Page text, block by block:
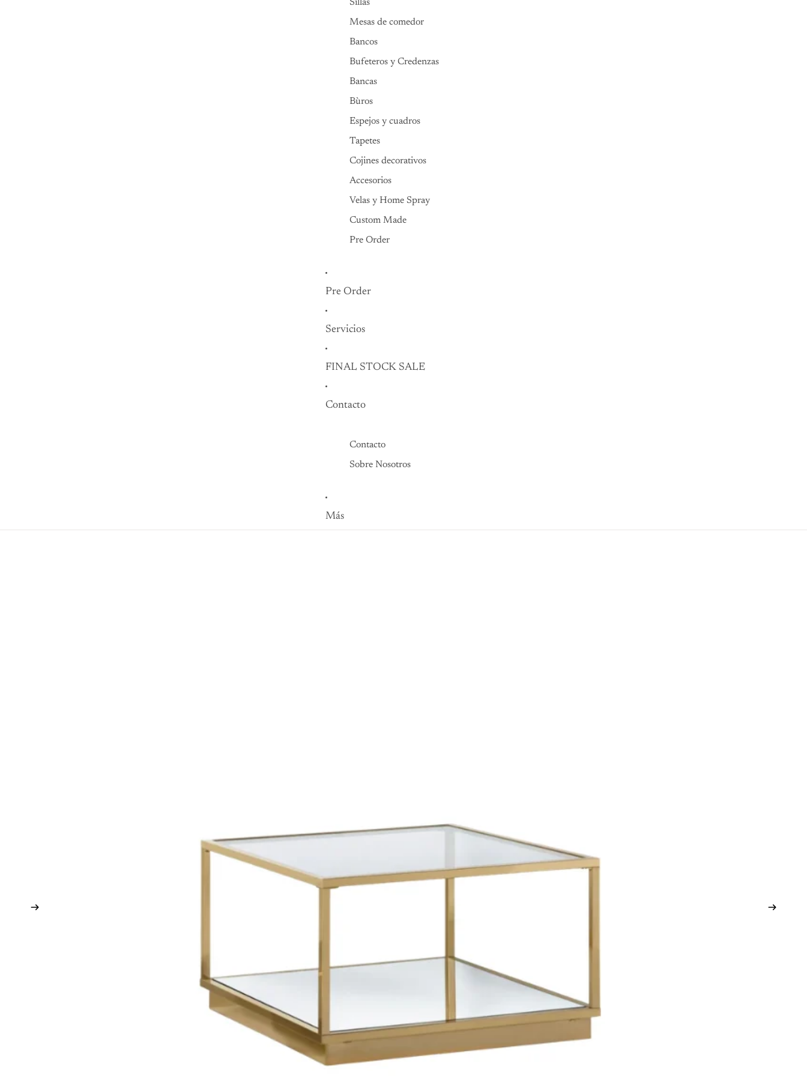
Sillas
Mesas de comedor
Bancos
Bufeteros y Credenzas
Bancas
Bùros
Espejos y cuadros
Tapetes
Cojines decorativos
Accesorios
Velas y Home Spray
Custom Made
Pre Order
Pre Order
Servicios
FINAL STOCK SALE
Contacto
Contacto
Sobre Nosotros
Más